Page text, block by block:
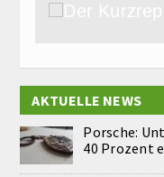
AKTUELLE NEWS
Porsche:
40 Prozent